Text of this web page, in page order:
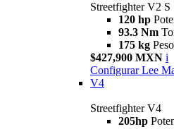
Streetfighter V2 S
120 hp
93.3 Nm
175 kg
$427,900 MXN i
Configurar Lee
V4
Streetfighter V4
205hp